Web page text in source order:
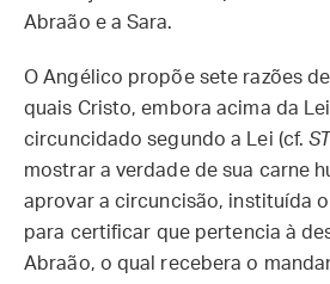
Abraão e a Sara.
O Angélico propõe sete razões
quais Cristo, embora acima da
circuncidado segundo a Lei (cf.
mostrar a verdade de sua carne
aprovar a circuncisão, instituída
para certificar que pertencia à
Abraão, o qual recebera o